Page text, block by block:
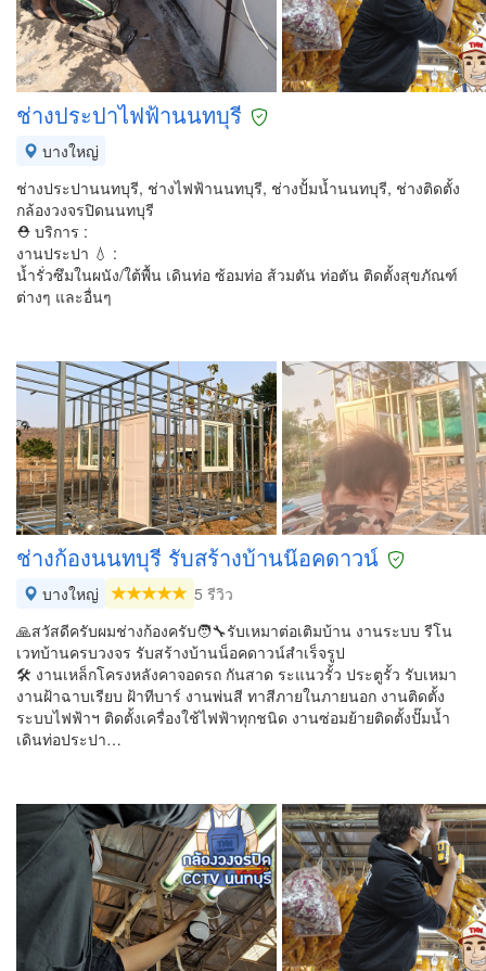
ช่างประปาไฟฟ้านนทบุรี
บางใหญ่
ช่างประปานนทบุรี, ช่างไฟฟ้านนทบุรี, ช่างปั้มน้ำนนทบุรี, ช่างติดตั้ง
กล้องวงจรปิดนนทบุรี
⛑ บริการ :
งานประปา 💧 :
น้ำรั่วซึมในผนัง/ใต้พื้น เดินท่อ ซ้อมท่อ ส้วมตัน ท่อตัน ติดตั้งสุขภัณฑ์
ต่างๆ และอื่นๆ
ช่างก้องนนทบุรี รับสร้างบ้านน๊อค​ดาวน์
บางใหญ่
5 รีวิว
🙏สวัสดีครับผมช่างก้องครับ🧑‍🔧รับเหมาต่อเติมบ้าน งานระบบ รีโน
เวทบ้านครบวงจร รับสร้างบ้านน็อคดาวน์สำเร็จรูป
🛠️ งานเหล็กโครงหลังคา​จอดรถ​ กันสาด ระแนวรั้ว​ ประตูรั้ว รับเหมา
งานฝ้าฉาบเรียบ ฝ้าทีบาร์ งานพ่นสี ทาสีภายในภายนอก งานติดตั้ง
ระบบไฟฟ้า​ฯ ติดตั้งเครื่องใช้ไฟฟ้าทุกชนิด​ งานซ่อมย้ายติดตั้งปั๊มน้ำ
เดินท่อประปา​…